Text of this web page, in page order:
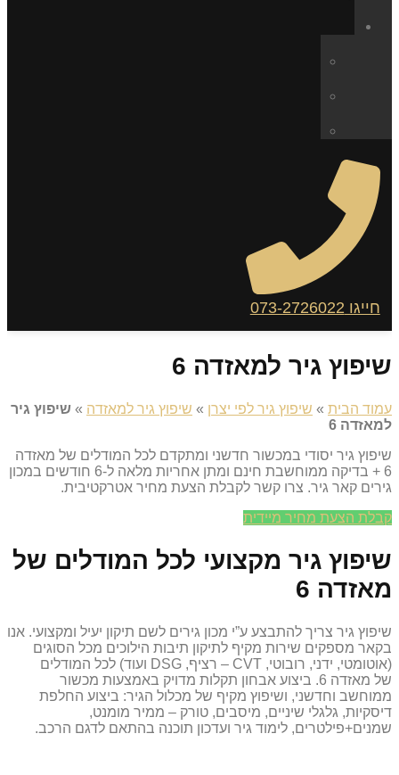
חייגו 073-2726022
שיפוץ גיר למאזדה 6
עמוד הבית » שיפוץ גיר לפי יצרן » שיפוץ גיר למאזדה » שיפוץ גיר
למאזדה 6
שיפוץ גיר יסודי במכשור חדשני ומתקדם לכל המודלים של מאזדה
6 + בדיקה ממוחשבת חינם ומתן אחריות מלאה ל-6 חודשים במכון
גירים קאר גיר. צרו קשר לקבלת הצעת מחיר אטרקטיבית.
קבלת הצעת מחיר מיידית
שיפוץ גיר מקצועי לכל המודלים של
מאזדה 6
שיפוץ גיר צריך להתבצע ע”י מכון גירים לשם תיקון יעיל ומקצועי. אנו
בקאר מספקים שירות מקיף לתיקון תיבות הילוכים מכל הסוגים
(אוטומטי, ידני, רובוטי, CVT – רציף, DSG ועוד) לכל המודלים
של מאזדה 6. ביצוע אבחון תקלות מדויק באמצעות מכשור
ממוחשב וחדשני, ושיפוץ מקיף של מכלול הגיר: ביצוע החלפת
דיסקיות, גלגלי שיניים, מיסבים, טורק – ממיר מומנט,
שמנים+פילטרים, לימוד גיר ועדכון תוכנה בהתאם לדגם הרכב.